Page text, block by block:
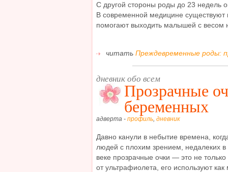
С другой стороны роды до 23 недель
В современной медицине существуют
помогают выходить малышей с весом
читать Преждевременные роды:
дневник обо всем
Прозрачные
беременных
адверта - профиль, дневник
Давно канули в небытие времена,
людей с плохим зрением, недалеких
веке прозрачные очки — это не
от ультрафиолета, его используют